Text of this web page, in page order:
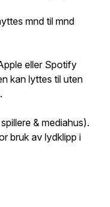
mnd til mnd
eller Spotify
kan lyttes til uten
& mediahus).
bruk av lydklipp i